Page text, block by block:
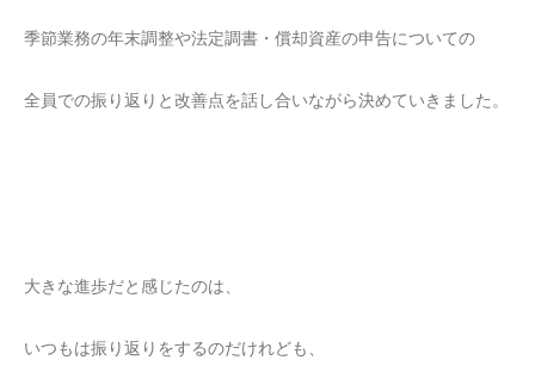
季節業務の年末調整や法定調書・償却資産の申告についての
全員での振り返りと改善点を話し合いながら決めていきました。
大きな進歩だと感じたのは、
いつもは振り返りをするのだけれども、